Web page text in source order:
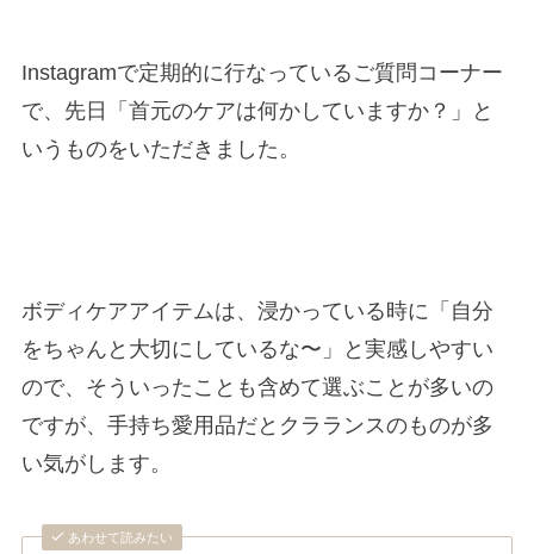
Instagramで定期的に行なっているご質問コーナー
で、先日「首元のケアは何かしていますか？」と
いうものをいただきました。
ボディケアアイテムは、浸かっている時に「自分
をちゃんと大切にしているな〜」と実感しやすい
ので、そういったことも含めて選ぶことが多いの
ですが、手持ち愛用品だとクラランスのものが多
い気がします。
あわせて読みたい